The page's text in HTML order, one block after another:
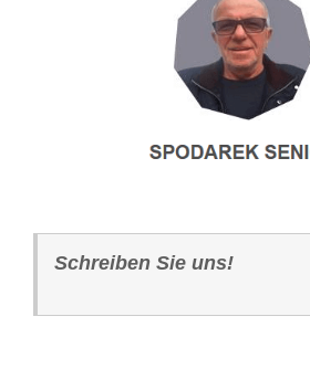
Schreiben Sie uns!